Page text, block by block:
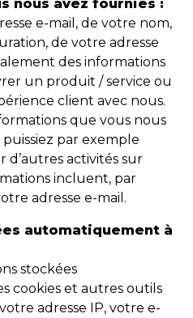
nous avez fournies :
e-mail, de votre nom,
de votre adresse
des informations
un produit / service ou
client avec nous.
que vous nous
par exemple
activités sur
incluent, par
adresse e-mail.
automatiquement à
stockées
cookies et autres outils
adresse IP, votre e-